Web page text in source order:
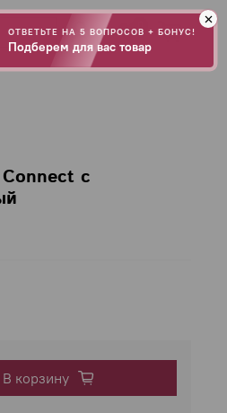
с
В корзину
ОТВЕТЬТЕ НА 5 ВОПРОСОВ + БОНУС!
Подберем для вас товар